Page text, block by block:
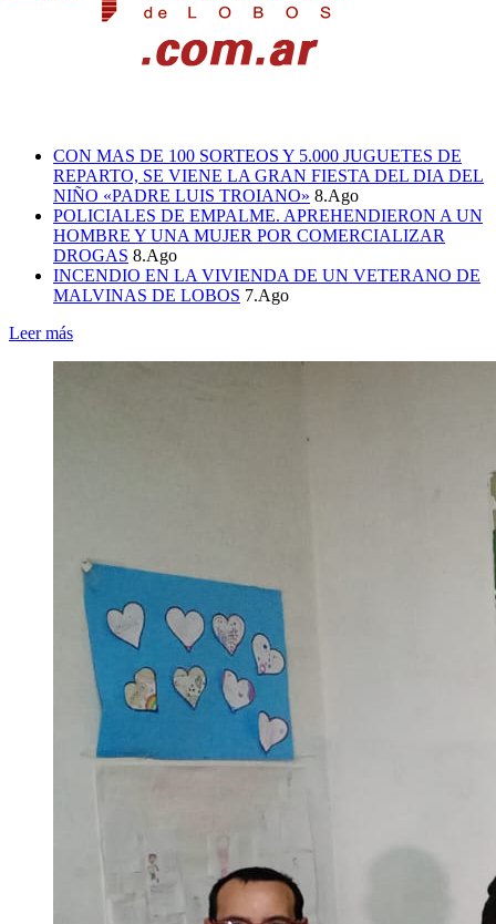
CON MAS DE 100 SORTEOS Y 5.000 JUGUETES DE
REPARTO, SE VIENE LA GRAN FIESTA DEL DIA DEL
NIÑO «PADRE LUIS TROIANO» 8.Ago
POLICIALES DE EMPALME. APREHENDIERON A UN
HOMBRE Y UNA MUJER POR COMERCIALIZAR
DROGAS 8.Ago
INCENDIO EN LA VIVIENDA DE UN VETERANO DE
MALVINAS DE LOBOS 7.Ago
Leer más